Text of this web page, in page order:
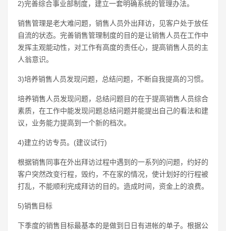
2)完善综合事业部制度，建立一套明确系统的管理办法。
销售管理是老大难问题，销售人员外出拜访，见客户处于放任
自流的状态。完善销售管理制度的目的是让销售人员在工作中
发挥主观能动性，对工作有高度的责任心，提高销售人员的主
人翁意识。
3)培养销售人员发现问题，总结问题，不断自我提高的习惯。
培养销售人员发现问题，总结问题目的在于提高销售人员综合
素质，在工作中能发现问题总结问题并能提出自己的看法和建
议，业务能力提高到一个新的档次。
4)建立约访专员。(建议试行)
根据销售同事在外出拜访过程中遇到的一系列的问题，约好的
客户突然改变行程，毁约，不在家的情况，使计划好的行程被
打乱，不能顺利完成拜访的目的。造成时间，资金上的浪费。
5)销售目标
下季度的销售目标最基本的是做到日日有进帐的单子。根据公